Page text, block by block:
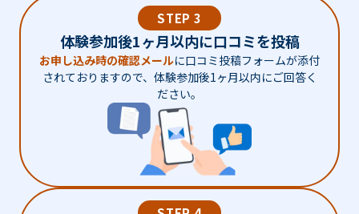
STEP 3
体験参加後1ヶ月以内に口コミを投稿
お申し込み時の確認メールに口コミ投稿フォームが添付
されておりますので、体験参加後1ヶ月以内にご回答く
ださい。